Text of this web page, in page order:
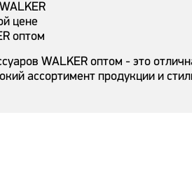
цене
оптом
WALKER оптом - это
ассортимент продукции и